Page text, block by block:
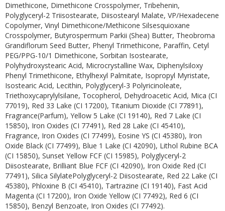
Dimethicone, Dimethicone Crosspolymer, Tribehenin,
Polyglyceryl-2 Triisostearate, Diisostearyl Malate, VP/Hexadecene
Copolymer, Vinyl Dimethicone/Methicone Silsesquioxane
Crosspolymer, Butyrospermum Parkii (Shea) Butter, Theobroma
Grandiflorum Seed Butter, Phenyl Trimethicone, Paraffin, Cetyl
PEG/PPG-10/1 Dimethicone, Sorbitan Isostearate,
Polyhydroxystearic Acid, Microcrystalline Wax, Diphenylsiloxy
Phenyl Trimethicone, Ethylhexyl Palmitate, Isopropyl Myristate,
Isostearic Acid, Lecithin, Polyglyceryl-3 Polyricinoleate,
Triethoxycaprylylsilane, Tocopherol, Dehydroacetic Acid, Mica (CI
77019), Red 33 Lake (CI 17200), Titanium Dioxide (CI 77891),
Fragrance(Parfum), Yellow 5 Lake (CI 19140), Red 7 Lake (CI
15850), Iron Oxides (CI 77491), Red 28 Lake (CI 45410),
Fragrance, Iron Oxides (CI 77499), Eosine YS (CI 45380), Iron
Oxide Black (CI 77499), Blue 1 Lake (CI 42090), Lithol Rubine BCA
(CI 15850), Sunset Yellow FCF (CI 15985), Polyglyceryl-2
Diisostearate, Brilliant Blue FCF (CI 42090), Iron Oxide Red (CI
77491), Silica SilylatePolyglyceryl-2 Diisostearate, Red 22 Lake (CI
45380), Phloxine B (CI 45410), Tartrazine (CI 19140), Fast Acid
Magenta (CI 17200), Iron Oxide Yellow (CI 77492), Red 6 (CI
15850), Benzyl Benzoate, Iron Oxides (CI 77492).